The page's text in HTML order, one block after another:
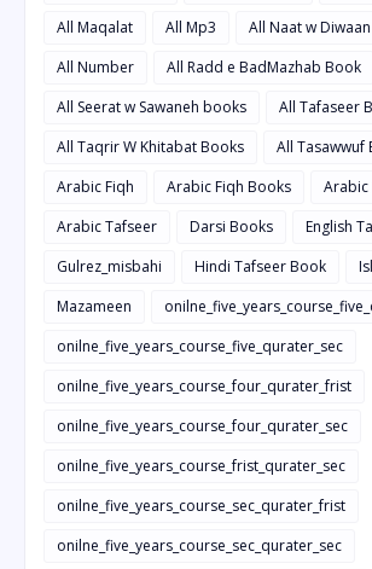
All Maqalat All Mp3
All Naat w Diwaan
All Number
All Radd e BadMazhab Book
All Seerat w Sawaneh books
All Tafaseer
All Taqrir W Khitabat Books
All Tasawwuf
Arabic Fiqh
Arabic Fiqh Books
Arabic
Arabic Tafseer
Darsi Books
English
Gulrez_misbahi
Hindi Tafseer Book
Mazameen
onilne_five_years_course_five_qurater_sec
onilne_five_years_course_four_qurater_frist
onilne_five_years_course_four_qurater_sec
onilne_five_years_course_frist_qurater_sec
onilne_five_years_course_sec_qurater_frist
onilne_five_years_course_sec_qurater_sec